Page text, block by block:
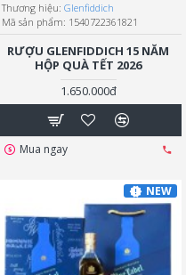
Thương hiệu: Glenfiddich
Mã sản phẩm: 1540722361821
RƯỢU GLENFIDDICH 15 NĂM
HỘP QUÀ TẾT 2026
1.650.000đ
Mua ngay
NEW